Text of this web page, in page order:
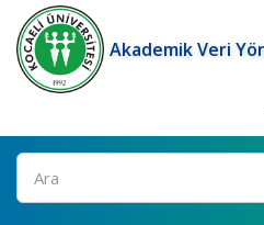
Akademik Veri
Ara